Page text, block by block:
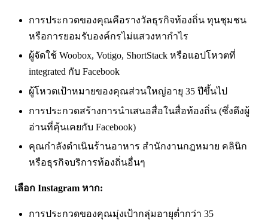
การประกวดของคุณคือรางวัลธุรกิจท้องถิ่น ทุนชุมชน
หรือการยอมรับองค์กรไม่แสวงหากำไร
ผู้จัดใช้ Woobox, Votigo, ShortStack หรือแอปโหวตที่
integrated กับ Facebook
ผู้โหวตเป้าหมายของคุณส่วนใหญ่อายุ 35 ปีขึ้นไป
การประกวดสร้างการนำเสนอสื่อในสื่อท้องถิ่น (ซึ่งดึงผู้
อ่านที่คุ้นเคยกับ Facebook)
คุณกำลังดำเนินร้านอาหาร สำนักงานกฎหมาย คลินิก
หรือธุรกิจบริการท้องถิ่นอื่นๆ
เลือก Instagram หาก:
การประกวดของคุณมุ่งเป้ากลุ่มอายุต่ำกว่า 35